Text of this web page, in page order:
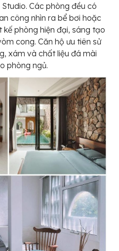
Các phòng đều có
công nhìn ra bể bơi hoặc
kế phòng hiện đại, sáng tạo
cong. Căn hộ ưu tiên sử
xám và chất liệu đá mài
phòng ngủ.